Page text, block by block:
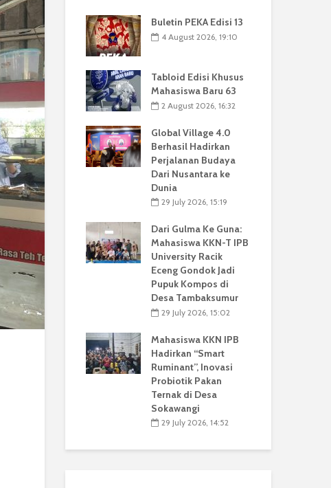
Buletin PEKA Edisi 13
4 August 2026, 19:10
Tabloid Edisi Khusus
Mahasiswa Baru 63
2 August 2026, 16:32
Global Village 4.0
Berhasil Hadirkan
Perjalanan Budaya
Dari Nusantara ke
Dunia
29 July 2026, 15:19
Dari Gulma Ke Guna:
Mahasiswa KKN-T IPB
University Racik
Eceng Gondok Jadi
Pupuk Kompos di
Desa Tambaksumur
29 July 2026, 15:02
Mahasiswa KKN IPB
Hadirkan “Smart
Ruminant”, Inovasi
Probiotik Pakan
Ternak di Desa
Sokawangi
29 July 2026, 14:52